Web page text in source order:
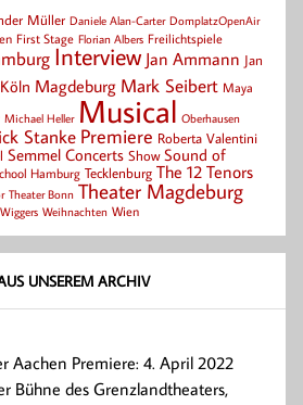
Müller Daniele Alan-Carter DomplatzOpenAir
First Stage Florian Albers Freilichtspiele
Interview Jan Ammann Jan
Köln Magdeburg Mark Seibert Maya
Michael Heller Musical Oberhausen
Stanke Premiere Roberta Valentini
Semmel Concerts Show Sound of
Hamburg Tecklenburg The 12 Tenors
Theater Bonn Theater Magdeburg
Weihnachten Wien
UNSEREM ARCHIV
Aachen Premiere: 4. April 2022
Bühne des Grenzlandtheaters,